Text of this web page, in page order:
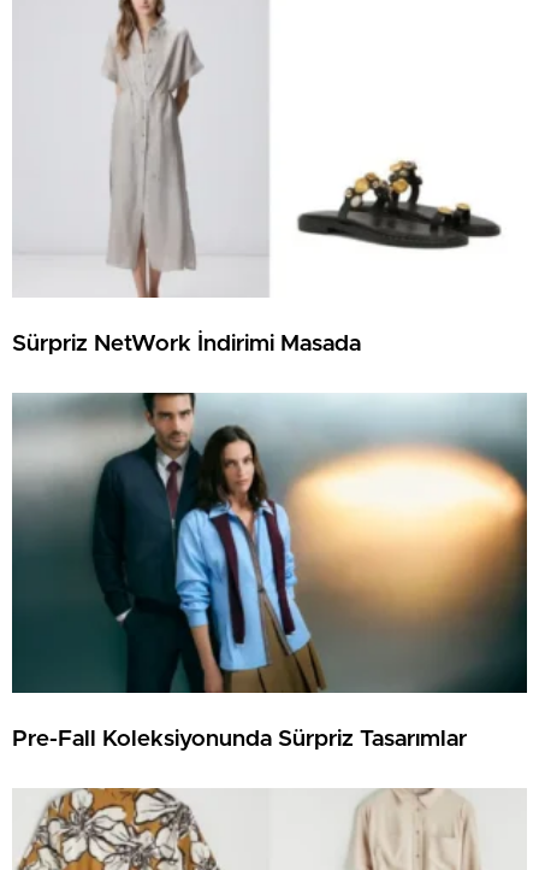
Sürpriz NetWork İndirimi Masada
Pre-Fall Koleksiyonunda Sürpriz Tasarımlar